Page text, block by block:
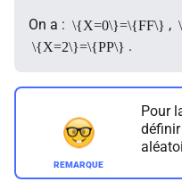
On a : \{X=0\}=\{FF\} ,
\{X=2\}=\{PP\} .
Pour